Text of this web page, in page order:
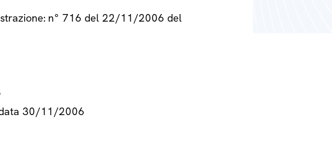
n° 716 del 22/11/2006 del
data 30/11/2006